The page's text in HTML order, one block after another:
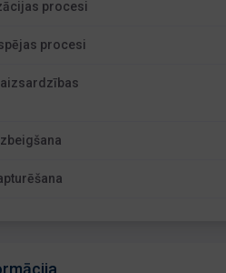
procesi
procesi